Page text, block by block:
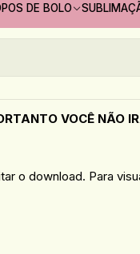
DE BOLO
VOCÊ NÃO
o download. Para